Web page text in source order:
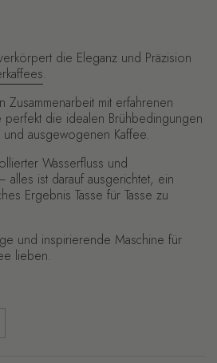
die Eleganz und Präzision
.
Zusammenarbeit mit erfahrenen
perfekt die idealen Brühbedingungen
ausgewogenen Kaffee.
Wasserfluss und
alles ist darauf ausgerichtet, ein
Ergebnis Tasse für Tasse zu
und inspirierende Maschine für
lieben.